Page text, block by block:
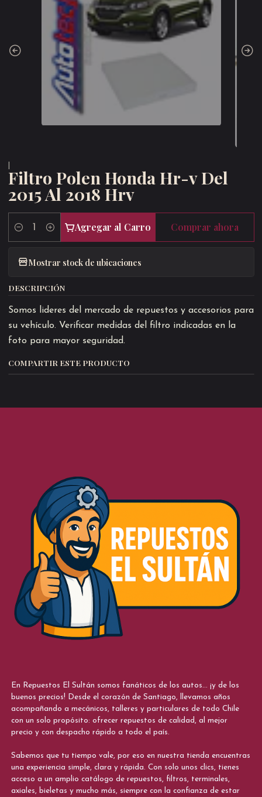
Filtro Polen Honda Hr-v Del
2015 Al 2018 Hrv
Cantidad
Agregar al Carro Comprar ahora
Mostrar stock de ubicaciones
DESCRIPCIÓN
Somos lideres del mercado de repuestos y accesorios para
su vehículo. Verificar medidas del filtro indicadas en la
foto para mayor seguridad.
COMPARTIR ESTE PRODUCTO
En Repuestos El Sultán somos fanáticos de los autos... ¡y de los
buenos precios! Desde el corazón de Santiago, llevamos años
acompañando a mecánicos, talleres y particulares de todo Chile
con un solo propósito: ofrecer repuestos de calidad, al mejor
precio y con despacho rápido a todo el país.
Sabemos que tu tiempo vale, por eso en nuestra tienda encuentras
una experiencia simple, clara y rápida. Con solo unos clics, tienes
acceso a un amplio catálogo de repuestos, filtros, terminales,
axiales, bieletas y mucho más, siempre con la confianza de estar